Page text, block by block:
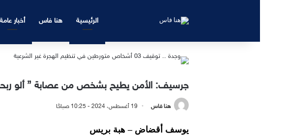
الرئيسية هنا فاس أخبار عامة
جرسيف: الأمن يطيح بشخص من عصابة ” ألو
هنا فاس 19 أغسطس، 2024 - 10:25 صباحًا
يوسف أقضاض – هبة بريس